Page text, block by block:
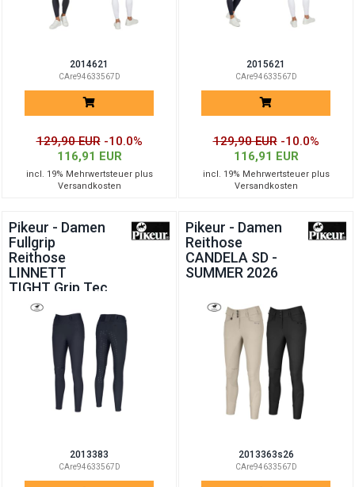
2014621
CAre94633567D
129,90 EUR -10.0%
116,91 EUR
incl. 19% Mehrwertsteuer plus
Versandkosten
2015621
CAre94633567D
129,90 EUR -10.0%
116,91 EUR
incl. 19% Mehrwertsteuer plus
Versandkosten
Pikeur - Damen
Fullgrip
Reithose
LINNETT
TIGHT Grip Tec
2013383
CAre94633567D
Pikeur - Damen
Reithose
CANDELA SD -
SUMMER 2026
2013363s26
CAre94633567D